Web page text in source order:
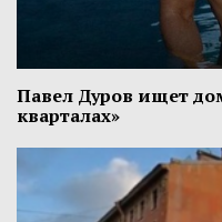
Павел Дуров ищет
кварталах»